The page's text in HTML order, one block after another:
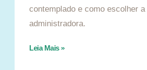
contemplado e como escolher
administradora.
Leia Mais »